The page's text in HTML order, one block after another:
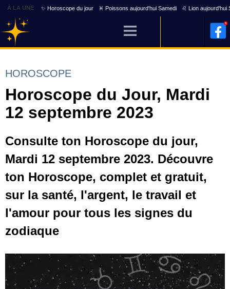
À LA UNE ✨ Horoscope du jour ♓ Poissons aujourd'hui Samedi ♌ Lion aujourd'hui
HOROSCOPE
Horoscope du Jour, Mardi
12 septembre 2023
Consulte ton Horoscope du jour,
Mardi 12 septembre 2023. Découvre
ton Horoscope, complet et gratuit,
sur la santé, l'argent, le travail et
l'amour pour tous les signes du
zodiaque